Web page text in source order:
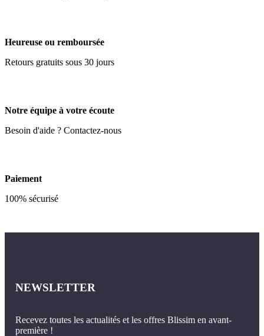
Heureuse ou remboursée
Retours gratuits sous 30 jours
Notre équipe à votre écoute
Besoin d'aide ? Contactez-nous
Paiement
100% sécurisé
NEWSLETTER
Recevez toutes les actualités et les offres Blissim en avant-
première !